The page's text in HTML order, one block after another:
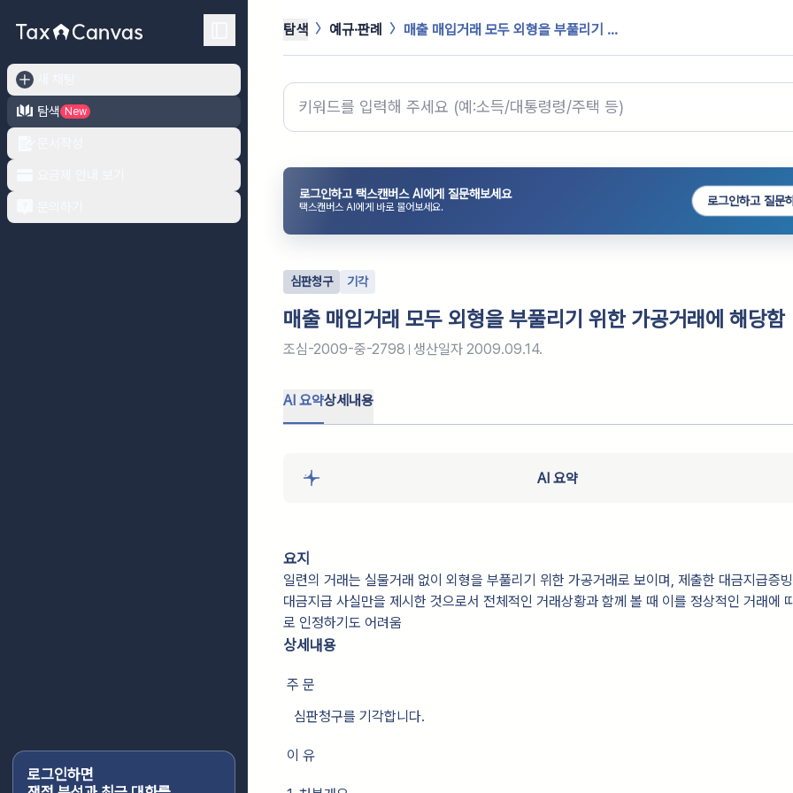
탐색
New
로그인하면
탐색 예규·판례 매출 매입거래 모두 외형을 부풀리기 ...
로그인하고 택스캔버스 AI에게 질문해보세요
택스캔버스 AI에게 바로 물어보세요. 로그인하고 질문
심판청구 기각
매출 매입거래 모두 외형을 부풀리기 위한 가공거래에 해당함
조심-2009-중-2798 생산일자 2009.09.14.
AI 요약상세내용
AI 요약
요지
일련의 거래는 실물거래 없이 외형을 부풀리기 위한 가공거래로 보이며, 제출한 대금지급증
대금지급 사실만을 제시한 것으로서 전체적인 거래상황과 함께 볼 때 이를 정상적인 거래에
로 인정하기도 어려움
상세내용
주 문
심판청구를 기각합니다.
이 유